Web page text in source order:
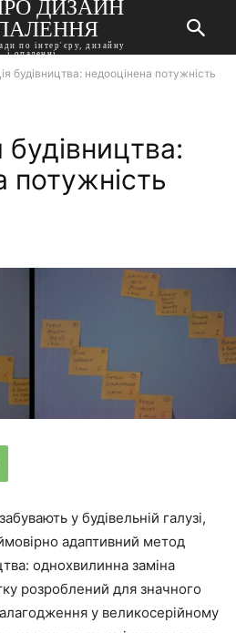
ДИЗАЙН
по інтер'єру, дизайну
і опаленні
будівництва: недооцінена потужність
будівництва:
потужність
у будівельній галузі,
адаптивний метод
однохвилинна заміна
розроблений для значного
у великосерійному